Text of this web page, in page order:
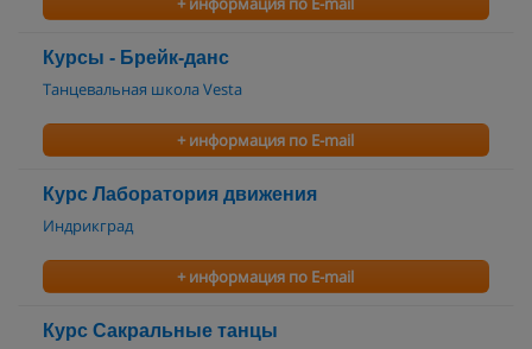
Курсы - Брейк-данс
Танцевальная школа Vesta
+ информация по E-mail
Курс Лаборатория движения
Индрикград
+ информация по E-mail
Курс Сакральные танцы